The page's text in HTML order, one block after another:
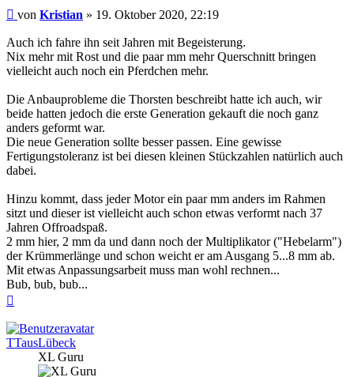
Beitrag
von Kristian » 19. Oktober 2020, 22:19
Auch ich fahre ihn seit Jahren mit Begeisterung.
Nix mehr mit Rost und die paar mm mehr Querschnitt bringen
vielleicht auch noch ein Pferdchen mehr.
Die Anbauprobleme die Thorsten beschreibt hatte ich auch, wir
beide hatten jedoch die erste Generation gekauft die noch ganz
anders geformt war.
Die neue Generation sollte besser passen. Eine gewisse
Fertigungstoleranz ist bei diesen kleinen Stückzahlen natürlich auch
dabei.
Hinzu kommt, dass jeder Motor ein paar mm anders im Rahmen
sitzt und dieser ist vielleicht auch schon etwas verformt nach 37
Jahren Offroadspaß.
2 mm hier, 2 mm da und dann noch der Multiplikator ("Hebelarm")
der Krümmerlänge und schon weicht er am Ausgang 5...8 mm ab.
Mit etwas Anpassungsarbeit muss man wohl rechnen...
Bub, bub, bub...
TTausLübeck
XL Guru